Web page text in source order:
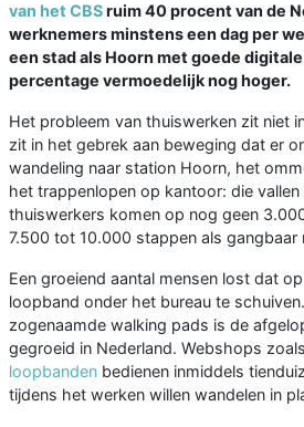
van het CBSruim 40 procent van de
werknemers minstens een dag per
een stad als Hoorn met goede
percentage vermoedelijk nog hoger.
Het probleem van thuiswerken zit niet
zit in het gebrek aan beweging dat er
wandeling naar station Hoorn, het
het trappenlopen op kantoor: die vallen
thuiswerkers komen op nog geen
7.500 tot 10.000 stappen als gangbaar
Een groeiend aantal mensen lost dat
loopband onder het bureau te
zogenaamde walking pads is de
gegroeid in Nederland. Webshops
loopbanden bedienen inmiddels
tijdens het werken willen wandelen in